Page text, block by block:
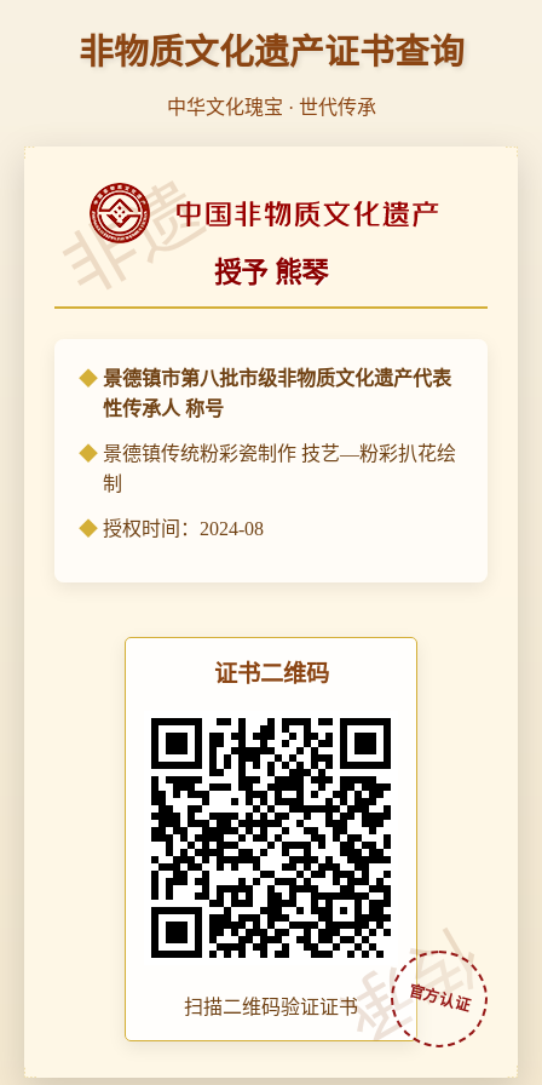
非物质文化遗产证书查询
中华文化瑰宝 · 世代传承
非遗
传承
授予 熊琴
景德镇市第八批市级非物质文化遗产代表
性传承人 称号
景德镇传统粉彩瓷制作 技艺—粉彩扒花绘
制
授权时间：2024-08
证书二维码
扫描二维码验证证书